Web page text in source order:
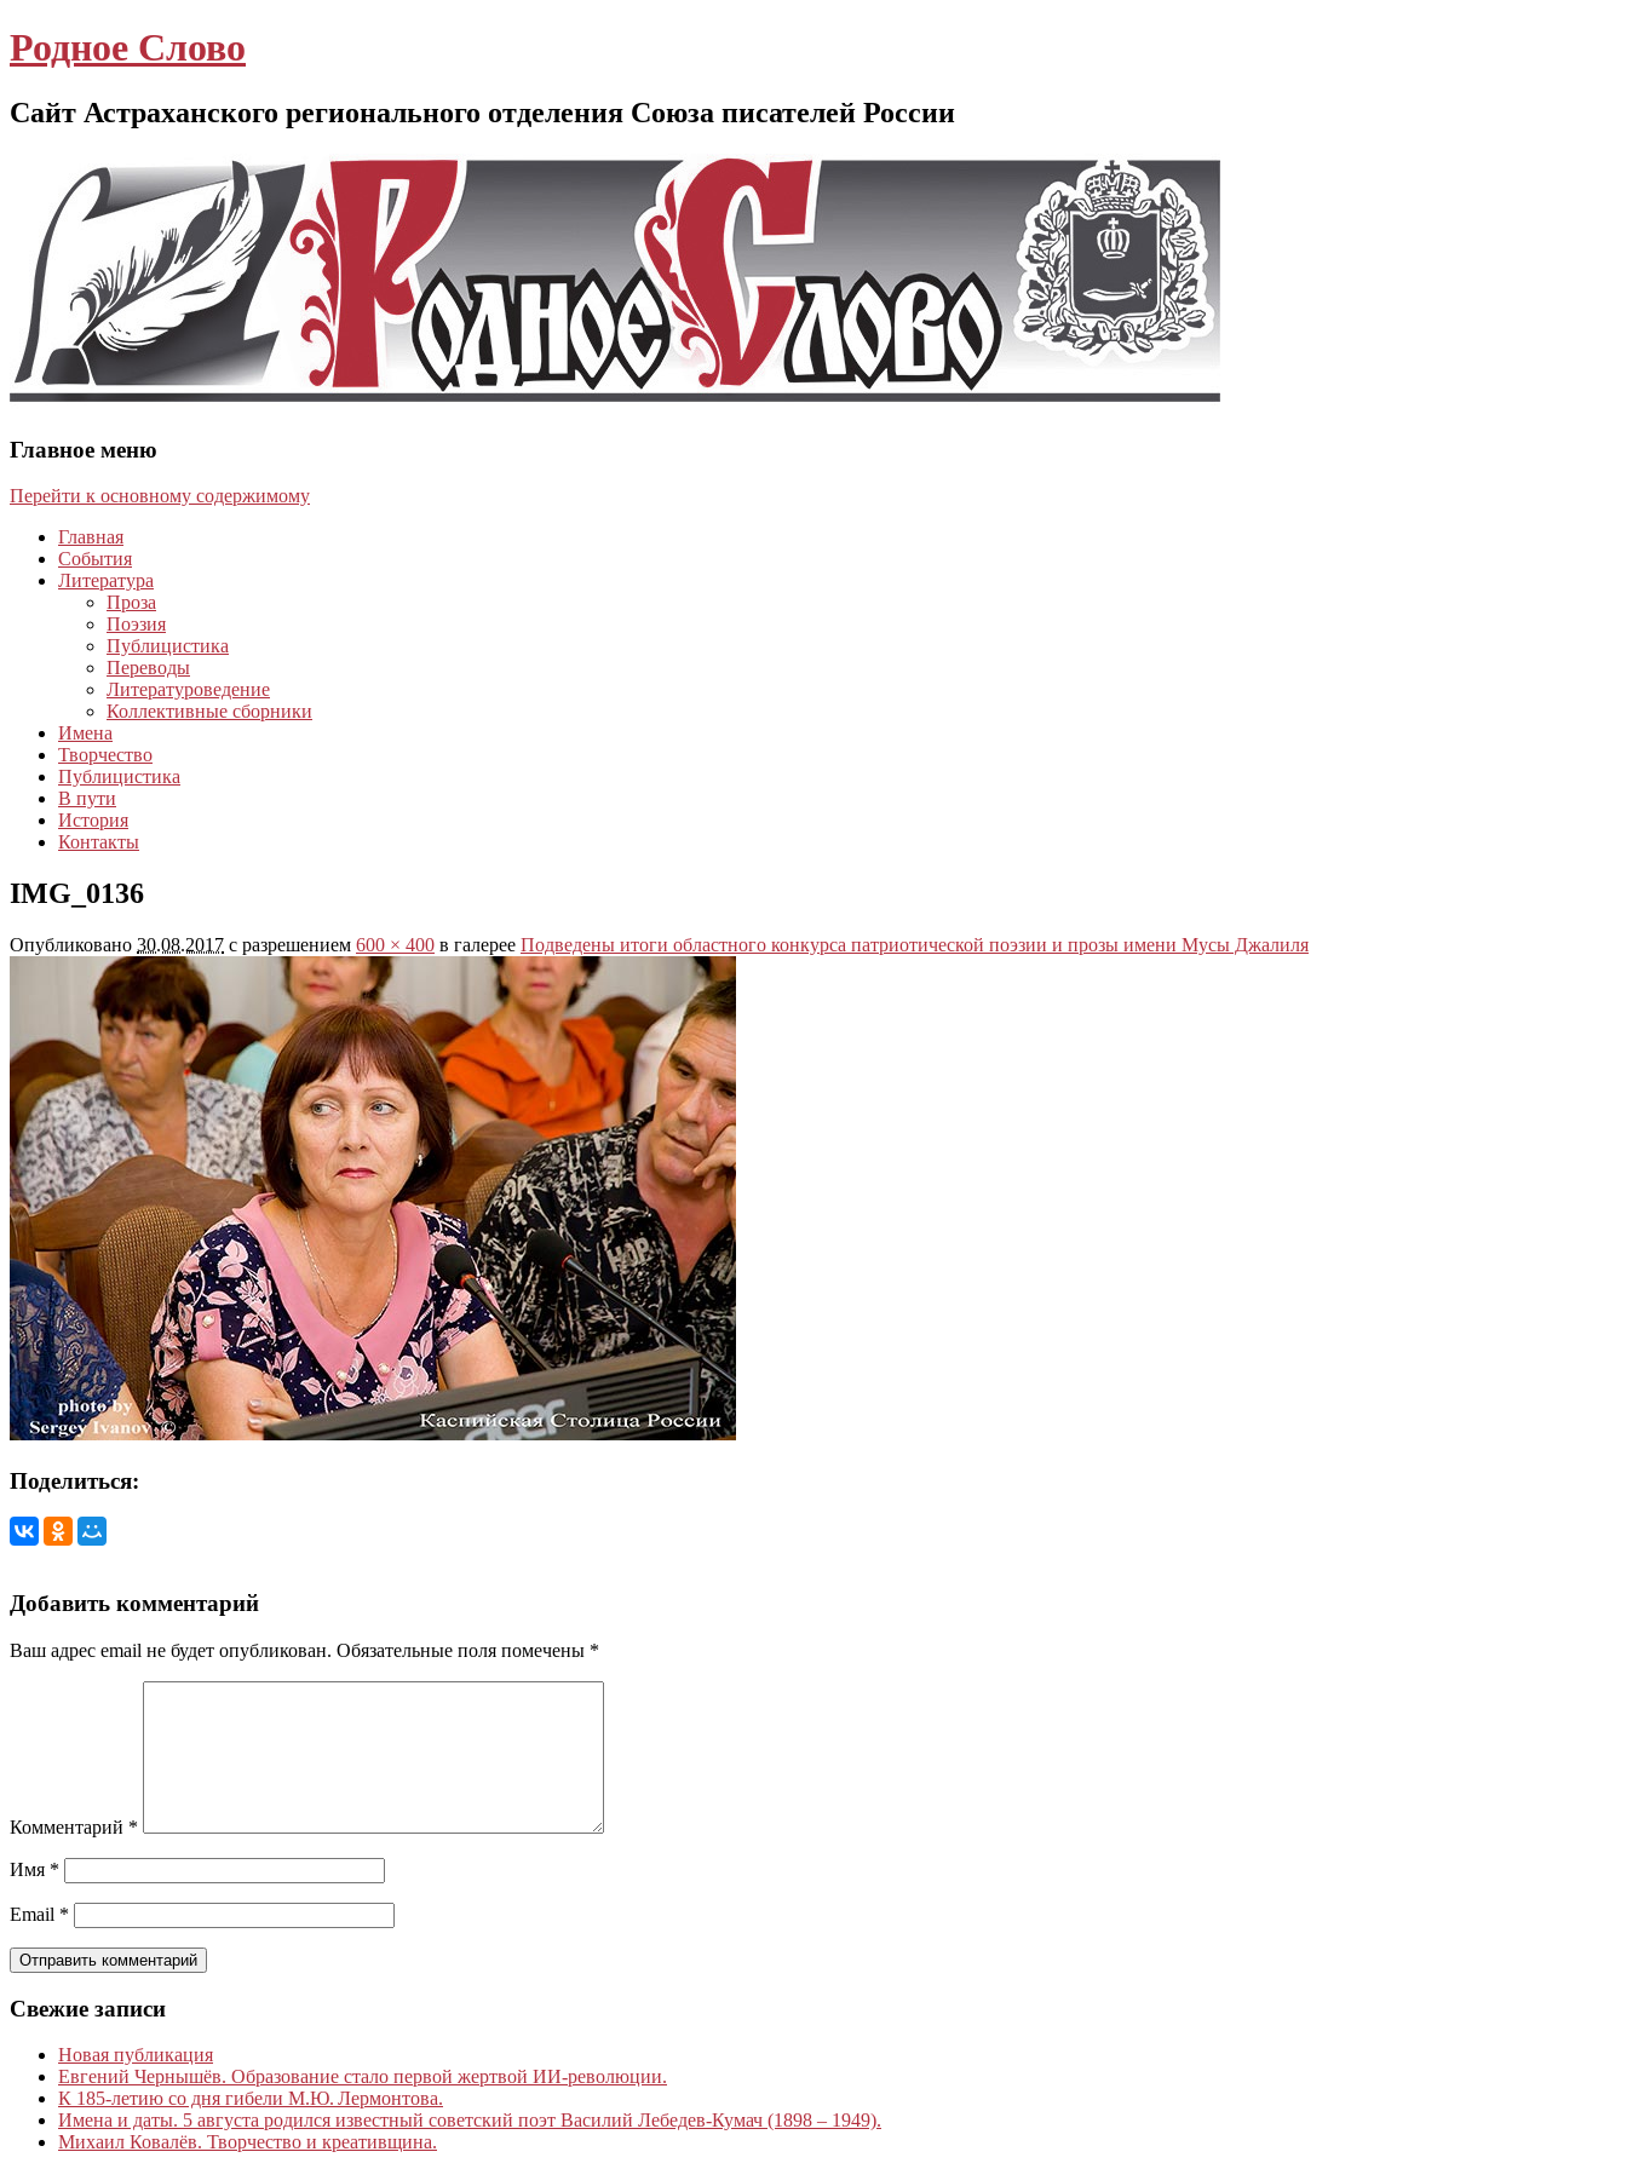
Родное Слово
Сайт Астраханского регионального отделения Союза писателей России
Главное меню
Перейти к основному содержимому
Главная
События
Литература
Проза
Поэзия
Публицистика
Переводы
Литературоведение
Коллективные сборники
Имена
Творчество
Публицистика
В пути
История
Контакты
IMG_0136
Опубликовано 30.08.2017 с разрешением 600 × 400 в галерее Подведены итоги областного конкурса патриотической поэзии и прозы имени Мусы Джалиля
Поделиться:
Добавить комментарий
Ваш адрес email не будет опубликован. Обязательные поля помечены *
Комментарий *
Имя *
Email *
Свежие записи
Новая публикация
Евгений Чернышёв. Образование стало первой жертвой ИИ-революции.
К 185‑летию со дня гибели М.Ю. Лермонтова.
Имена и даты. 5 августа родился известный советский поэт Василий Лебедев-Кумач (1898 – 1949).
Михаил Ковалёв. Творчество и креативщина.